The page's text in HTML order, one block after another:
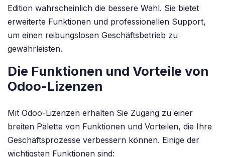
Edition wahrscheinlich die bessere Wahl. Sie bietet
erweiterte Funktionen und professionellen Support,
um einen reibungslosen Geschäftsbetrieb zu
gewährleisten.
Die Funktionen und Vorteile von
Odoo-Lizenzen
Mit Odoo-Lizenzen erhalten Sie Zugang zu einer
breiten Palette von Funktionen und Vorteilen, die Ihre
Geschäftsprozesse verbessern können. Einige der
wichtigsten Funktionen sind: